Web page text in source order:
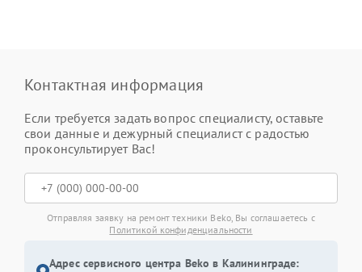
Контактная информация
Если требуется задать вопрос специалисту, оставьте
свои данные и дежурный специалист с радостью
проконсультирует Вас!
Отправляя заявку на ремонт техники Beko, Вы соглашаетесь с
Политикой конфиденциальности
Адрес сервисного центра Beko в Калининграде: